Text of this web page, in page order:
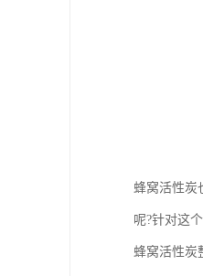
蜂窝活性炭
呢?针对这
蜂窝活性炭